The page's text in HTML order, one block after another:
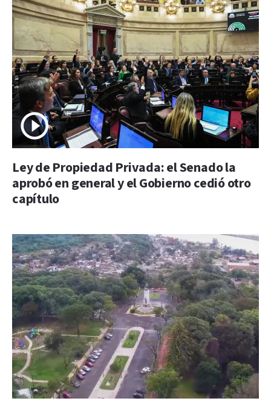
Ley de Propiedad Privada: el Senado la
aprobó en general y el Gobierno cedió otro
capítulo